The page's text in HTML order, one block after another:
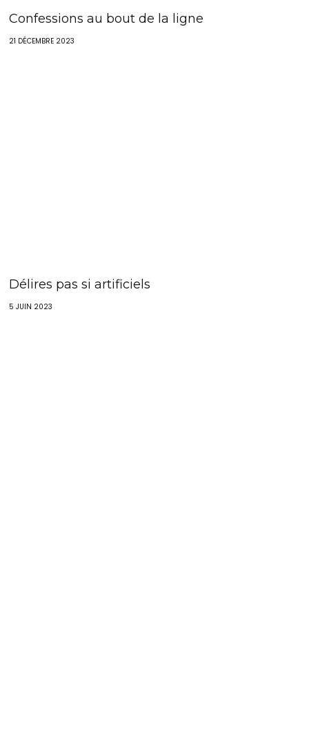
Confessions au bout de la ligne
21 DÉCEMBRE 2023
Délires pas si artificiels
5 JUIN 2023